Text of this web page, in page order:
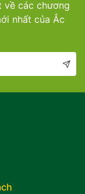
Mercedes-
BMW
Đồng Nai -
về các chương
nhất của Ắc